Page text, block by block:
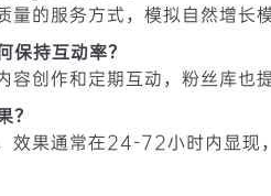
量的服务方式，模拟自然增长
保持互动率？
容创作和定期互动，粉丝库也
？
效果通常在24-72小时内显现